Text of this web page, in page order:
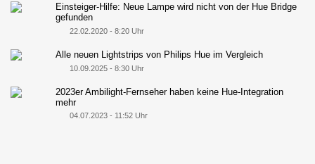
Einsteiger-Hilfe: Neue Lampe wird nicht von der Hue Bridge
gefunden
22.02.2020 - 8:20 Uhr
Alle neuen Lightstrips von Philips Hue im Vergleich
10.09.2025 - 8:30 Uhr
2023er Ambilight-Fernseher haben keine Hue-Integration
mehr
04.07.2023 - 11:52 Uhr